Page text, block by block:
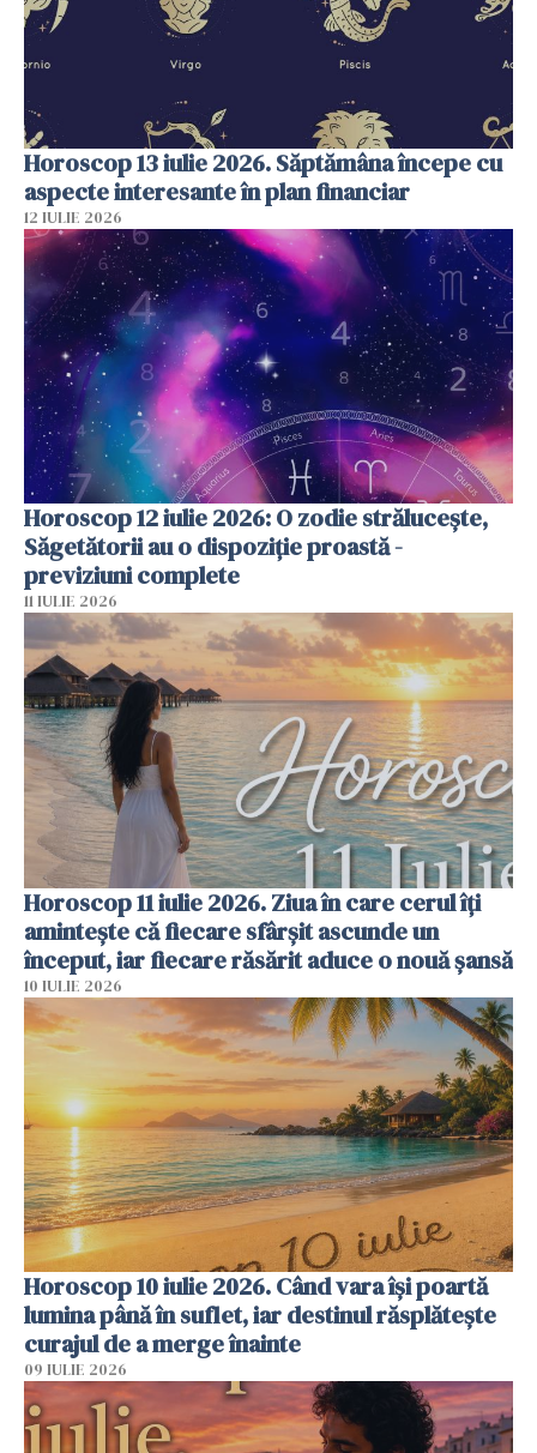
Horoscop 13 iulie 2026. Săptămâna începe cu
aspecte interesante în plan financiar
12 IULIE 2026
Horoscop 12 iulie 2026: O zodie strălucește,
Săgetătorii au o dispoziție proastă -
previziuni complete
11 IULIE 2026
Horoscop 11 iulie 2026. Ziua în care cerul îți
amintește că fiecare sfârșit ascunde un
început, iar fiecare răsărit aduce o nouă șansă
10 IULIE 2026
Horoscop 10 iulie 2026. Când vara își poartă
lumina până în suflet, iar destinul răsplătește
curajul de a merge înainte
09 IULIE 2026